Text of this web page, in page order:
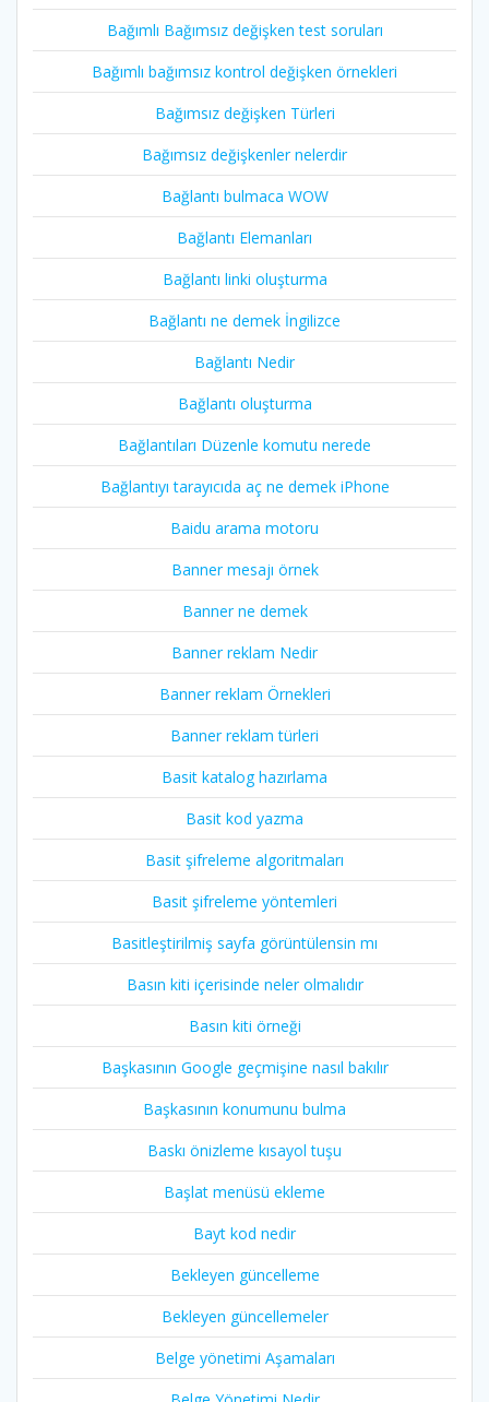
Bağımlı Bağımsız değişken test soruları
Bağımlı bağımsız kontrol değişken örnekleri
Bağımsız değişken Türleri
Bağımsız değişkenler nelerdir
Bağlantı bulmaca WOW
Bağlantı Elemanları
Bağlantı linki oluşturma
Bağlantı ne demek İngilizce
Bağlantı Nedir
Bağlantı oluşturma
Bağlantıları Düzenle komutu nerede
Bağlantıyı tarayıcıda aç ne demek iPhone
Baidu arama motoru
Banner mesajı örnek
Banner ne demek
Banner reklam Nedir
Banner reklam Örnekleri
Banner reklam türleri
Basit katalog hazırlama
Basit kod yazma
Basit şifreleme algoritmaları
Basit şifreleme yöntemleri
Basitleştirilmiş sayfa görüntülensin mı
Basın kiti içerisinde neler olmalıdır
Basın kiti örneği
Başkasının Google geçmişine nasıl bakılır
Başkasının konumunu bulma
Baskı önizleme kısayol tuşu
Başlat menüsü ekleme
Bayt kod nedir
Bekleyen güncelleme
Bekleyen güncellemeler
Belge yönetimi Aşamaları